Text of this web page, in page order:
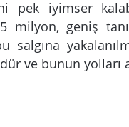
pek iyimser
milyon, geniş
ve bunun yolları